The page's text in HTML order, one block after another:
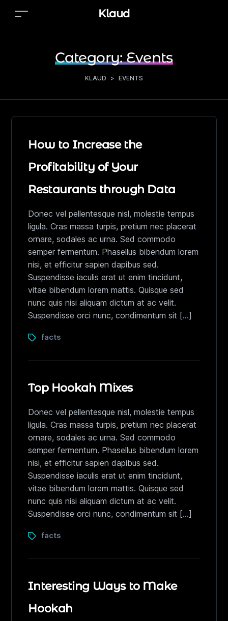
Klaud
Category:Events
KLAUD > EVENTS
How to Increase the
Profitability of Your
Restaurants through Data
Donec vel pellentesque nisl, molestie tempus
ligula. Cras massa turpis, pretium nec placerat
ornare, sodales ac urna. Sed commodo
semper fermentum. Phasellus bibendum lorem
nisi, et efficitur sapien dapibus sed.
Suspendisse iaculis erat ut enim tincidunt,
vitae bibendum lorem mattis. Quisque sed
nunc quis nisi aliquam dictum at ac velit.
Suspendisse orci nunc, condimentum sit […]
facts
Top Hookah Mixes
Donec vel pellentesque nisl, molestie tempus
ligula. Cras massa turpis, pretium nec placerat
ornare, sodales ac urna. Sed commodo
semper fermentum. Phasellus bibendum lorem
nisi, et efficitur sapien dapibus sed.
Suspendisse iaculis erat ut enim tincidunt,
vitae bibendum lorem mattis. Quisque sed
nunc quis nisi aliquam dictum at ac velit.
Suspendisse orci nunc, condimentum sit […]
facts
Interesting Ways to Make
Hookah